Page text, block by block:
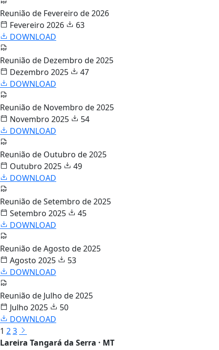
Reunião de Fevereiro de 2026
Fevereiro 2026
63
DOWNLOAD
Reunião de Dezembro de 2025
Dezembro 2025
47
DOWNLOAD
Reunião de Novembro de 2025
Novembro 2025
54
DOWNLOAD
Reunião de Outubro de 2025
Outubro 2025
49
DOWNLOAD
Reunião de Setembro de 2025
Setembro 2025
45
DOWNLOAD
Reunião de Agosto de 2025
Agosto 2025
53
DOWNLOAD
Reunião de Julho de 2025
Julho 2025
50
DOWNLOAD
1 23
Lareira Tangará da Serra · MT